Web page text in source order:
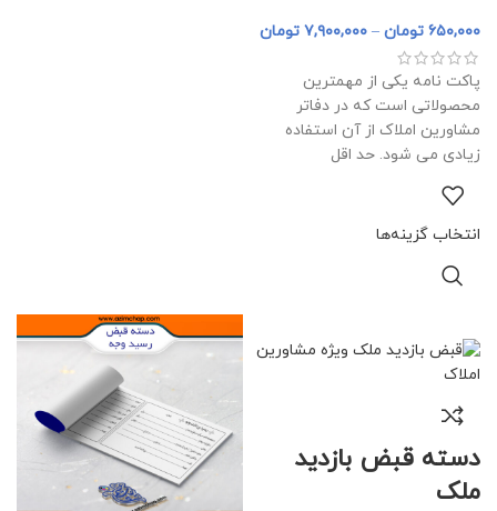
۶۵۰,۰۰۰ تومان – ۷,۹۰۰,۰۰۰ تومان
پاکت نامه یکی از مهمترین
محصولاتی است که در دفاتر
مشاورین املاک از آن استفاده
زیادی می شود. حد اقل
انتخاب گزینه‌ها
دسته قبض بازدید
ملک